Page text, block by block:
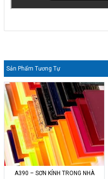
Sản Phẩm Tương Tự
A390 – SƠN KÍNH TRONG NHÀ